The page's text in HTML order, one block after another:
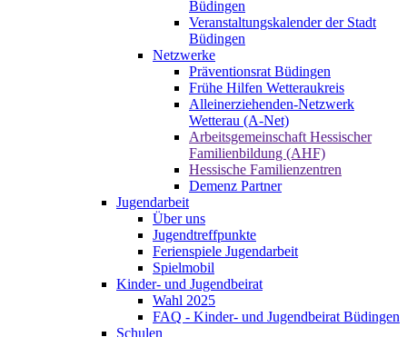
Büdingen
Veranstaltungskalender der Stadt
Büdingen
Netzwerke
Präventionsrat Büdingen
Frühe Hilfen Wetteraukreis
Alleinerziehenden-Netzwerk
Wetterau (A-Net)
Arbeitsgemeinschaft Hessischer
Familienbildung (AHF)
Hessische Familienzentren
Demenz Partner
Jugendarbeit
Über uns
Jugendtreffpunkte
Ferienspiele Jugendarbeit
Spielmobil
Kinder- und Jugendbeirat
Wahl 2025
FAQ - Kinder- und Jugendbeirat Büdingen
Schulen